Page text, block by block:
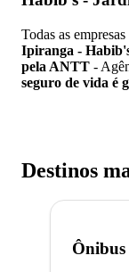
Todas as empresas
Ipiranga -
pela ANTT -
seguro de vida é
Destinos